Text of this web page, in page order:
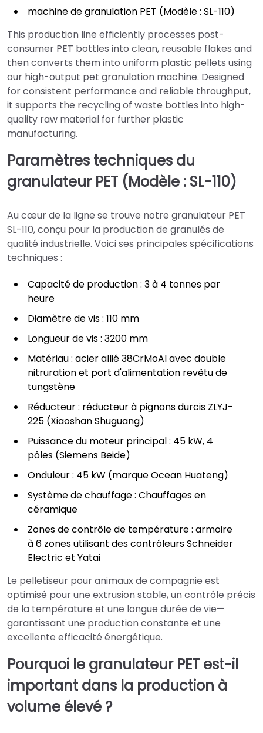
machine de granulation PET (Modèle : SL-110)
This production line efficiently processes post-
consumer PET bottles into clean, reusable flakes and
then converts them into uniform plastic pellets using
our high-output pet granulation machine. Designed
for consistent performance and reliable throughput,
it supports the recycling of waste bottles into high-
quality raw material for further plastic
manufacturing.
Paramètres techniques du
granulateur PET (Modèle : SL-110)
Au cœur de la ligne se trouve notre granulateur PET
SL-110, conçu pour la production de granulés de
qualité industrielle. Voici ses principales spécifications
techniques :
Capacité de production : 3 à 4 tonnes par
heure
Diamètre de vis : 110 mm
Longueur de vis : 3200 mm
Matériau : acier allié 38CrMoAl avec double
nitruration et port d'alimentation revêtu de
tungstène
Réducteur : réducteur à pignons durcis ZLYJ-
225 (Xiaoshan Shuguang)
Puissance du moteur principal : 45 kW, 4
pôles (Siemens Beide)
Onduleur : 45 kW (marque Ocean Huateng)
Système de chauffage : Chauffages en
céramique
Zones de contrôle de température : armoire
à 6 zones utilisant des contrôleurs Schneider
Electric et Yatai
Le pelletiseur pour animaux de compagnie est
optimisé pour une extrusion stable, un contrôle précis
de la température et une longue durée de vie—
garantissant une production constante et une
excellente efficacité énergétique.
Pourquoi le granulateur PET est-il
important dans la production à
volume élevé ?